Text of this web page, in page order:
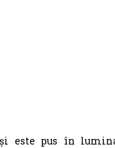
și este pus în